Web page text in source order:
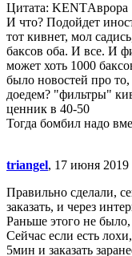
Цитата: KENTАврора
И что? Подойдет
тот кивнет, мол
баксов оба. И все. И
может хоть 1000
было новостей про то,
доедем? "фильтры"
ценник в 40-50
Тогда бомбил надо
triangel, 17 июня 2019
Правильно сделали,
заказать, и через
Раньше этого не
Сейчас если есть
5мин и заказать